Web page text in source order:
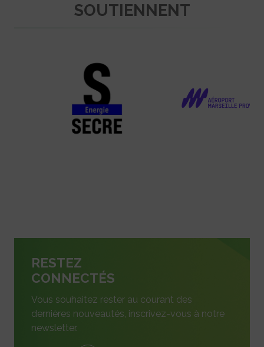
SOUTIENNENT
RESTEZ
CONNECTÉS
Vous souhaitez rester au courant des
dernières nouveautés, inscrivez-vous à notre
newsletter.